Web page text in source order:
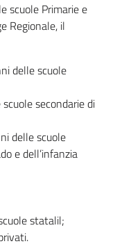
scuole Primarie e
Regionale, il
delle scuole
secondarie di
delle scuole
e dell’infanzia
statalil;